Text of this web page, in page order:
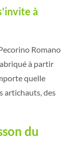
à
Romano
à partir
quelle
artichauts, des
du